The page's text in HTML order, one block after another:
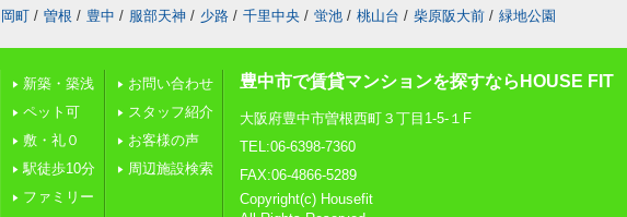
岡町 / 曽根 / 豊中 / 服部天神 / 少路 / 千里中央 / 蛍池 / 桃山台 / 柴原阪大前 / 緑地公園
新築・築浅
ペット可
敷・礼０
駅徒歩10分
ファミリー
お問い合わせ
スタッフ紹介
お客様の声
周辺施設検索
豊中市で賃貸マンションを探すならHOUSE FIT
大阪府豊中市曽根西町３丁目1-5-１F
TEL:06-6398-7360
FAX:06-4866-5289
Copyright(c) Housefit